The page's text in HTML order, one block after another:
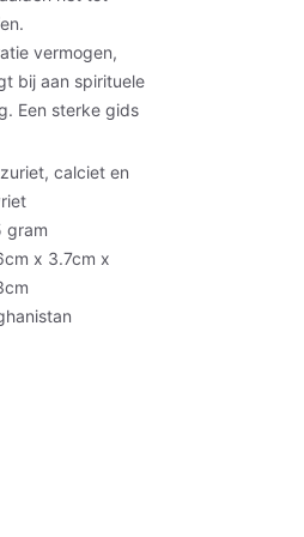
vermogen,
bij aan spirituele
Een sterke gids
calciet en
gram
x 3.7cm x